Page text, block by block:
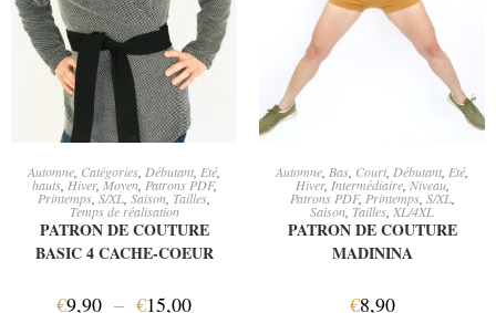
CHOIX DES OPTIONS
Automne Catégories Débutant Eté
hauts, Hiver, Moyen, Patrons PDF,
Printemps ,S/XL Saison Tailles
Temps de réalisation
PATRON DE COUTURE
BASIC 4 CACHE-COEUR
€9,90 – €15,00
AJOUTER AU PANIER
Automne Bas Court Débutant Eté
Hiver, Intermédiaire, Niveau,
Patrons PDF, Printemps, S/XL,
Saison Tailles XL/4XL
PATRON DE COUTURE
MADININA
€8,90